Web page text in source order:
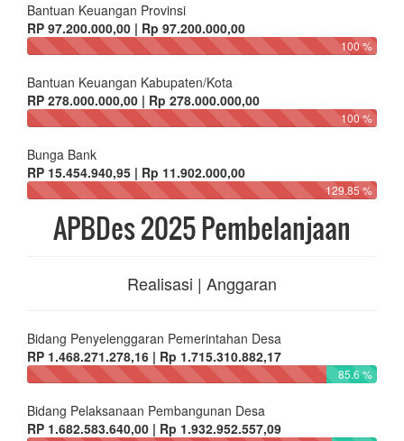
Bantuan Keuangan Provinsi
RP 97.200.000,00 | Rp 97.200.000,00
100 %
Bantuan Keuangan Kabupaten/Kota
RP 278.000.000,00 | Rp 278.000.000,00
100 %
Bunga Bank
RP 15.454.940,95 | Rp 11.902.000,00
129.85 %
APBDes 2025 Pembelanjaan
Realisasi | Anggaran
Bidang Penyelenggaran Pemerintahan Desa
RP 1.468.271.278,16 | Rp 1.715.310.882,17
85.6 %
Bidang Pelaksanaan Pembangunan Desa
RP 1.682.583.640,00 | Rp 1.932.952.557,09